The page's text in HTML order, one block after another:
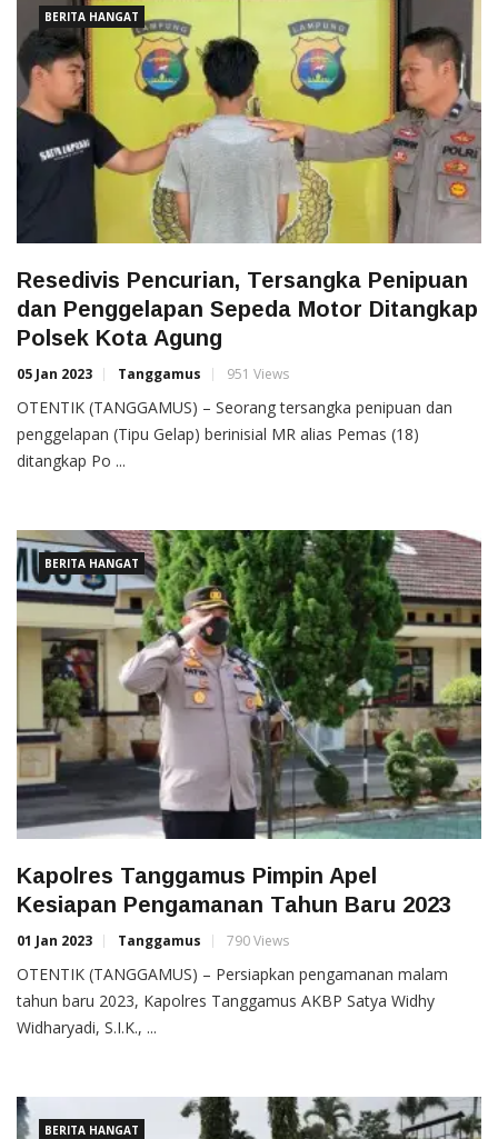
BERITA HANGAT
Resedivis Pencurian, Tersangka Penipuan
dan Penggelapan Sepeda Motor Ditangkap
Polsek Kota Agung
05 Jan 2023 Tanggamus 951 Views
OTENTIK (TANGGAMUS) – Seorang tersangka penipuan dan
penggelapan (Tipu Gelap) berinisial MR alias Pemas (18)
ditangkap Po ...
BERITA HANGAT
Kapolres Tanggamus Pimpin Apel
Kesiapan Pengamanan Tahun Baru 2023
01 Jan 2023 Tanggamus 790 Views
OTENTIK (TANGGAMUS) – Persiapkan pengamanan malam
tahun baru 2023, Kapolres Tanggamus AKBP Satya Widhy
Widharyadi, S.I.K., ...
BERITA HANGAT